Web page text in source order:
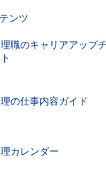
ンツ
職のキャリアアップ
の仕事内容ガイド
カレンダー